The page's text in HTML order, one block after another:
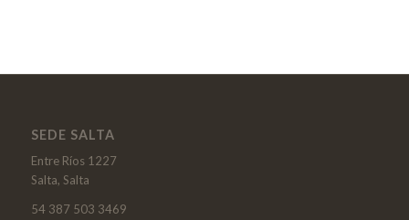
SEDE SALTA
Entre Ríos 1227
Salta, Salta
54 387 503 3469